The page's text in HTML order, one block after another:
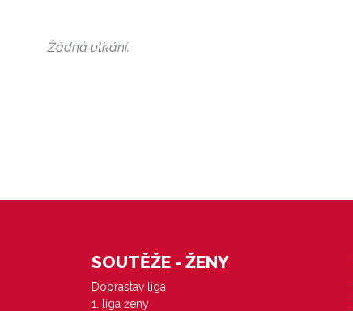
Žádná utkání.
SOUTĚŽE - ŽENY
Doprastav liga
1. liga ženy